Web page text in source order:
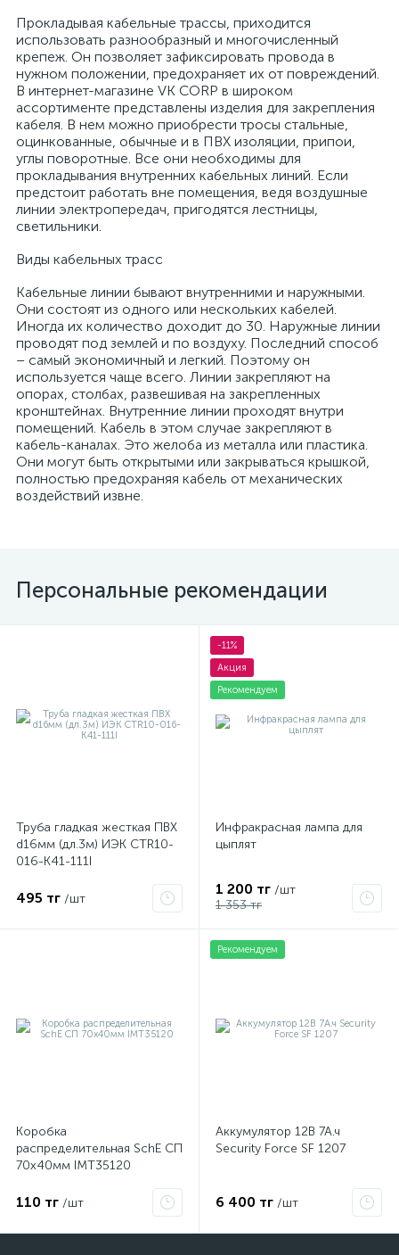
Прокладывая кабельные трассы, приходится
использовать разнообразный и многочисленный
крепеж. Он позволяет зафиксировать провода в
нужном положении, предохраняет их от повреждений.
В интернет-магазине VK CORP в широком
ассортименте представлены изделия для закрепления
кабеля. В нем можно приобрести тросы стальные,
оцинкованные, обычные и в ПВХ изоляции, припои,
углы поворотные. Все они необходимы для
прокладывания внутренних кабельных линий. Если
предстоит работать вне помещения, ведя воздушные
линии электропередач, пригодятся лестницы,
светильники.
Виды кабельных трасс
Кабельные линии бывают внутренними и наружными.
Они состоят из одного или нескольких кабелей.
Иногда их количество доходит до 30. Наружные линии
проводят под землей и по воздуху. Последний способ
– самый экономичный и легкий. Поэтому он
используется чаще всего. Линии закрепляют на
опорах, столбах, развешивая на закрепленных
кронштейнах. Внутренние линии проходят внутри
помещений. Кабель в этом случае закрепляют в
кабель-каналах. Это желоба из металла или пластика.
Они могут быть открытыми или закрываться крышкой,
полностью предохраняя кабель от механических
воздействий извне.
Персональные рекомендации
Труба гладкая жесткая ПВХ
d16мм (дл.3м) ИЭК CTR10-
016-K41-111I
495 тг /шт
-11%
Акция
Рекомендуем
Инфракрасная лампа для
цыплят
1 200 тг /шт
1 353 тг
Коробка
распределительная SchE СП
70х40мм IMT35120
110 тг /шт
Рекомендуем
Аккумулятор 12В 7А.ч
Security Force SF 1207
6 400 тг /шт